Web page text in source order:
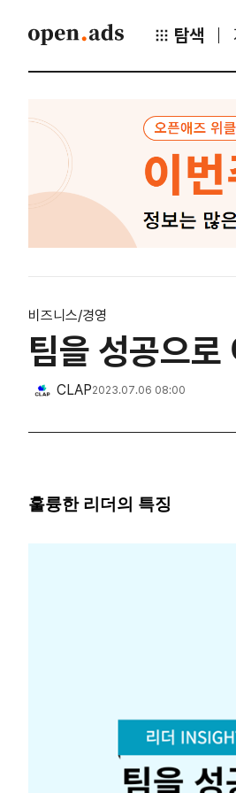
탐색
비즈니스/경영
팀을 성공으
CLAP2023.07.06 08:00
훌륭한 리더의 특징